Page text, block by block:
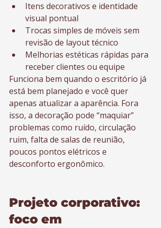
Itens decorativos e identidade
visual pontual
Trocas simples de móveis sem
revisão de layout técnico
Melhorias estéticas rápidas para
receber clientes ou equipe
Funciona bem quando o escritório já
está bem planejado e você quer
apenas atualizar a aparência. Fora
isso, a decoração pode “maquiar”
problemas como ruído, circulação
ruim, falta de salas de reunião,
poucos pontos elétricos e
desconforto ergonômico.
Projeto corporativo:
foco em